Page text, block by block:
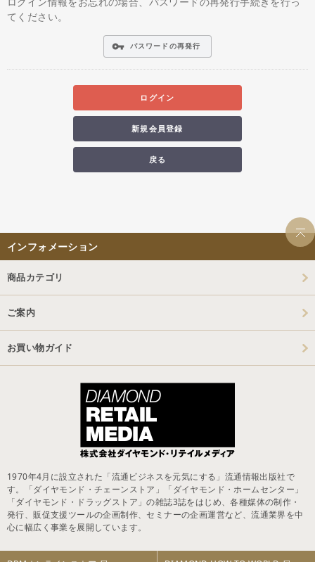
てください。
vpn_key パスワードの再発行
ログイン
新規会員登録
戻る
インフォメーション
商品カテゴリ
ご案内
お買い物ガイド
1970年4月に設立された「流通ビジネスを元気にする」流通情報出版社で
す。「ダイヤモンド・チェーンストア」「ダイヤモンド・ホームセンター」
「ダイヤモンド・ドラッグストア」の雑誌3誌をはじめ、各種媒体の制作・
発行、販促支援ツールの企画制作、セミナーの企画運営など、流通業界を中
心に幅広く事業を展開しています。